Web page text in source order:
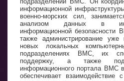
информационной
военно-морских сил,
анализом данных в
информационной безопасности
также администрирование
новых локальных
подразделениях ВМС, их
поддержку, а также
информационного портала ВМС
обеспечивает взаимодействие